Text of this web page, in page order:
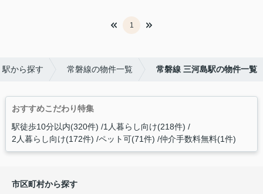
1
駅から探す 常磐線の物件一覧 常磐線 三河島駅の物件一覧
おすすめこだわり特集
駅徒歩10分以内(320件) 1人暮らし向け(218件)
2人暮らし向け(172件) ペット可(71件) 仲介手数料無料(1件)
市区町村から探す